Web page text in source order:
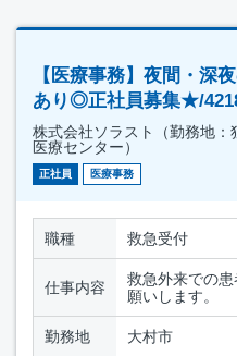
【医療事務】夜間・深
あり◎正社員募集★/
株式会社ソラスト（勤務地
医療センター）
正社員 医療事務
職種 救急受付
仕事内容
救急外来での
願いします。
勤務地 大村市